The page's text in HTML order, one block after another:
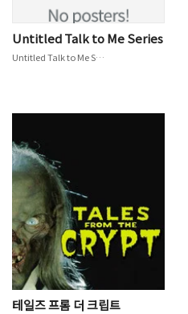
Untitled Talk to Me Series
Untitled Talk to Me Series
테일즈 프롬 더 크립트